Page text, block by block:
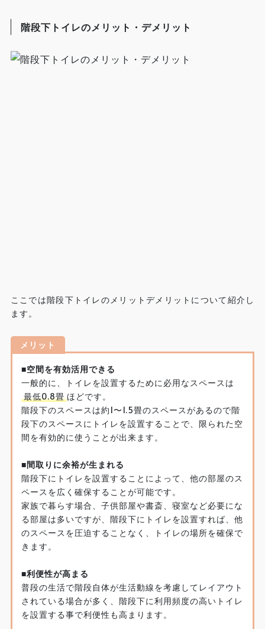
階段下トイレのメリット・デメリット
ここでは階段下トイレのメリットデメリットについて紹介し
ます。
メリット
■空間を有効活用できる
一般的に、トイレを設置するために必用なスペースは
最低0.8畳 ほどです。
階段下のスペースは約1〜1.5畳のスペースがあるので階
段下のスペースにトイレを設置することで、限られた空
間を有効的に使うことが出来ます。
■間取りに余裕が生まれる
階段下にトイレを設置することによって、他の部屋のス
ペースを広く確保することが可能です。
家族で暮らす場合、子供部屋や書斎、寝室など必要にな
る部屋は多いですが、階段下にトイレを設置すれば、他
のスペースを圧迫することなく、トイレの場所を確保で
きます。
■利便性が高まる
普段の生活で階段自体が生活動線を考慮してレイアウト
されている場合が多く、階段下に利用頻度の高いトイレ
を設置する事で利便性も高まります。